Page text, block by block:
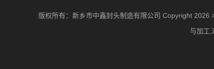
版权所有：新乡市中鑫封头制造有限公司 Copyright
与加工,